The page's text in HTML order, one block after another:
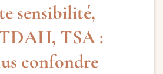
sensibilité,
TSA :
confondre